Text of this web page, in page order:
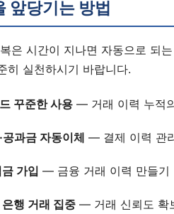
앞당기는 방법
은 시간이 지나면 자동으로 되
히 실천하시기 바랍니다.
꾸준한 사용 — 거래 이력 누적
공과금 자동이체 — 결제 이력 관
가입 — 금융 거래 이력 만들기
행 거래 집중 — 거래 신뢰도 확
1:1 상담 신청